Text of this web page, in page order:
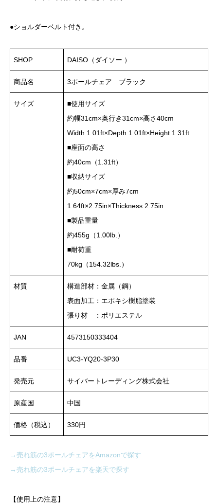
●ショルダーベルト付き。
SHOP DAISO（ダイソー ）
商品名 3ポールチェア ブラック
サイズ
■使用サイズ
約幅31cm×奥行き31cm×高さ40cm
Width 1.01ft×Depth 1.01ft×Height 1.31ft
■座面の高さ
約40cm（1.31ft）
■収納サイズ
約50cm×7cm×厚み7cm
1.64ft×2.75in×Thickness 2.75in
■製品重量
約455g（1.00lb.）
■耐荷重
70kg（154.32lbs.）
材質
構造部材：金属（鋼）
表面加工：エポキシ樹脂塗装
張り材 ：ポリエステル
JAN 4573150333404
品番 UC3-YQ20-3P30
発売元 サイバートレーディング株式会社
原産国 中国
価格（税込） 330円
→売れ筋の3ポールチェアをAmazonで探す
→売れ筋の3ポールチェアを楽天で探す
【使用上の注意】